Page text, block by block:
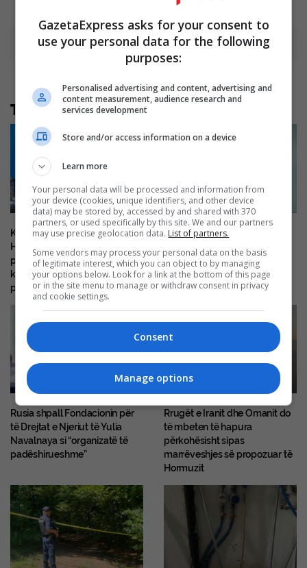
Advertisement
Të tjera nga rubrika
Kurti me ftesë të re për Bedri
Hamzën, Kryetari i PDK i
përgjigjet: Mbesim në opozitë,
konstituoje Kuvendin (letra e
plotë)
Bugaqku: Moskonstituimi i
Kuvendit cënon rëndë
Kushtetutën
Rusia shpall Fondacionin për
të Drejtat e Njeriut të Yulia
Navalnaya si “organizatë të
padëshirueshme”
Rrugët e Iranit dhe Omanit do
të mbeten të hapura
përkohësisht sipas
marrëveshjes së propozuar të
Hormuzit
GazetaExpress asks for your consent to
use your personal data for the following
purposes:
Personalised advertising and content, advertising and
content measurement, audience research and
services development
Store and/or access information on a device
Learn more
Your personal data will be processed and information from
your device (cookies, unique identifiers, and other device
data) may be stored by, accessed by and shared with 370
partners, or used specifically by this site. We and our partners
may use precise geolocation data. List of partners.
Some vendors may process your personal data on the basis
of legitimate interest, which you can object to by managing
your options below. Look for a link at the bottom of this page
or in the site menu to manage or withdraw consent in privacy
and cookie settings.
Consent
Manage options